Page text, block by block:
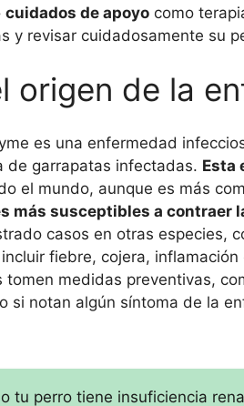
cuidados de apoyo como
y revisar cuidadosamente su
origen de la
es una enfermedad
de garrapatas infectadas. Esta
el mundo, aunque es más
más susceptibles a contraer
casos en otras especies,
fiebre, cojera,
tomen medidas preventivas,
si notan algún síntoma de la
tu perro tiene insuficiencia